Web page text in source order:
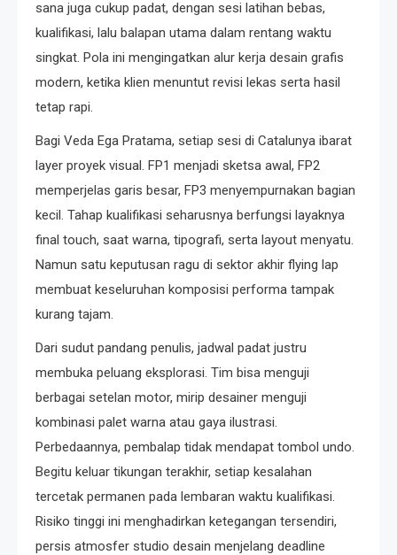
sana juga cukup padat, dengan sesi latihan bebas,
kualifikasi, lalu balapan utama dalam rentang waktu
singkat. Pola ini mengingatkan alur kerja desain grafis
modern, ketika klien menuntut revisi lekas serta hasil
tetap rapi.
Bagi Veda Ega Pratama, setiap sesi di Catalunya ibarat
layer proyek visual. FP1 menjadi sketsa awal, FP2
memperjelas garis besar, FP3 menyempurnakan bagian
kecil. Tahap kualifikasi seharusnya berfungsi layaknya
final touch, saat warna, tipografi, serta layout menyatu.
Namun satu keputusan ragu di sektor akhir flying lap
membuat keseluruhan komposisi performa tampak
kurang tajam.
Dari sudut pandang penulis, jadwal padat justru
membuka peluang eksplorasi. Tim bisa menguji
berbagai setelan motor, mirip desainer menguji
kombinasi palet warna atau gaya ilustrasi.
Perbedaannya, pembalap tidak mendapat tombol undo.
Begitu keluar tikungan terakhir, setiap kesalahan
tercetak permanen pada lembaran waktu kualifikasi.
Risiko tinggi ini menghadirkan ketegangan tersendiri,
persis atmosfer studio desain menjelang deadline